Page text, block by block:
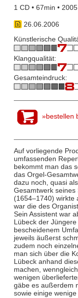
1 CD • 67min • 2005
26.06.2006
Künstlerische
Klangqualität:
Gesamteindruck:
»bestellen
Auf vorliegende
umfassenden
bekommt man das
das Orgel-
dazu noch, quasi
Gesamtwerk
(1654–1740) wirkte
war die des
Sein Assistent war
Lübeck der
bescheidenem
jeweils äußerst
zudem noch
man sich über die
Lübeck anhand
machen,
wenigen
gäbe es außerdem
sowie einige